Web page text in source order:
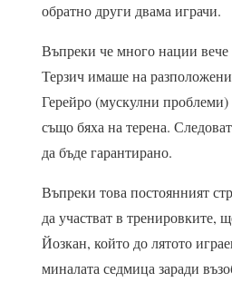
обратно други двама играчи.
Въпреки че много нации
Терзич имаше на
Герейро (мускулни
също бяха на терена.
да бъде гарантирано.
Въпреки това постоянният
да участват в тренировките,
Йозкан, който до лятото
миналата седмица заради